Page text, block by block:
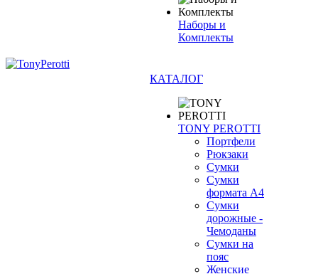
Наборы и
Комплекты
КАТАЛОГ
TONY PEROTTI
Портфели
Рюкзаки
Сумки
Сумки
формата А4
Сумки
дорожные -
Чемоданы
Сумки на
пояс
Женские